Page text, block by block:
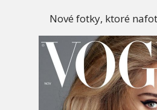
Nové fotky, ktoré